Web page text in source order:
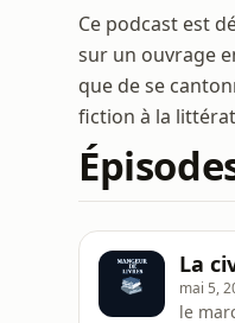
Ce podcast est
sur un ouvrage
que de se
fiction à la
La
mai 5,
le